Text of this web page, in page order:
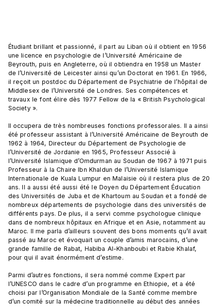
Étudiant brillant et passionné, il part au Liban où il obtient en 1956
une licence en psychologie de l’Université Américaine de
Beyrouth, puis en Angleterre, où il obtiendra en 1958 un Master
de l’Université de Leicester ainsi qu’un Doctorat en 1961. En 1966,
il reçoit un postdoc du Département de Psychiatrie de l’hôpital de
Middlesex de l’Université de Londres. Ses compétences et
travaux le font élire dès 1977 Fellow de la « British Psychological
Society ».
Il occupera de très nombreuses fonctions professorales. Il a ainsi
été professeur assistant à l’Université Américaine de Beyrouth de
1962 à 1964, Directeur du Département de Psychologie de
l’Université de Jordanie en 1965, Professeur Associé à
l’Université Islamique d’Omdurman au Soudan de 1967 à 1971 puis
Professeur à la Chaire Ibn Khaldun de l’Université Islamique
Internationale de Kuala Lumpur en Malaisie où il restera plus de 20
ans. Il a aussi été aussi été le Doyen du Département Éducation
des Universités de Juba et de Khartoum au Soudan et a fondé de
nombreux départements de psychologie dans des universités de
différents pays. De plus, il a servi comme psychologue clinique
dans de nombreux hôpitaux en Afrique et en Asie, notamment au
Maroc. Il me parla d’ailleurs souvent des bons moments qu’il avait
passé au Maroc et évoquait un couple d’amis marocains, d’une
grande famille de Rabat, Habiba Al-Khanboubi et Rabie Khalaf,
pour qui il avait énormément d’estime.
Parmi d’autres fonctions, il sera nommé comme Expert par
l’UNESCO dans le cadre d’un programme en Ethiopie, et a été
choisi par l’Organisation Mondiale de la Santé comme membre
d’un comité sur la médecine traditionnelle au début des années